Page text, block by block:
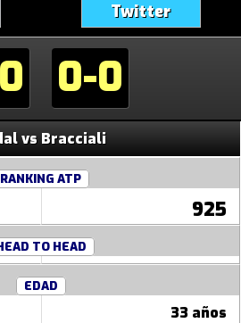
vs Bracciali
RANKING ATP
925
TO HEAD
EDAD
33 años
Twitter
0-0